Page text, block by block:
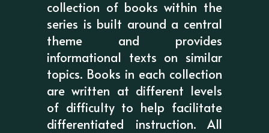
collection of books within the
series is built around a central
theme and provides
informational texts on similar
topics. Books in each collection
are written at different levels
of difficulty to help facilitate
differentiated instruction. All